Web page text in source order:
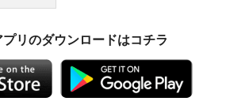
リのダウンロードはコチラ